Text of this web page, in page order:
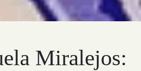
Miralejos: